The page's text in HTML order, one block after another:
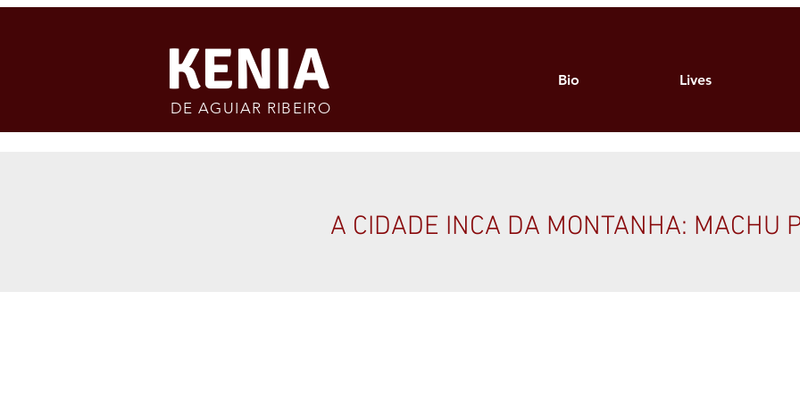
A CIDADE INCA DA MONTANHA: MACHU
KENIA
DE AGUIAR RIBEIRO
Bio Lives